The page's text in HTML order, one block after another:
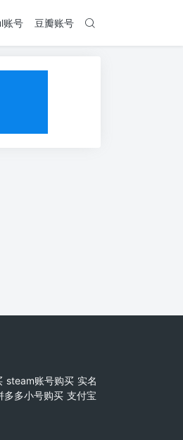
账号 豆瓣账号
steam账号购买 实名
多多小号购买 支付宝